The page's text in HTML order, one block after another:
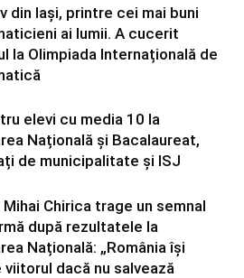
din Iași, printre cei mai buni
ai lumii. A cucerit
la Olimpiada Internațională de
elevi cu media 10 la
Națională și Bacalaureat,
de municipalitate și ISJ
Mihai Chirica trage un semnal
după rezultatele la
Națională: „România își
viitorul dacă nu salvează